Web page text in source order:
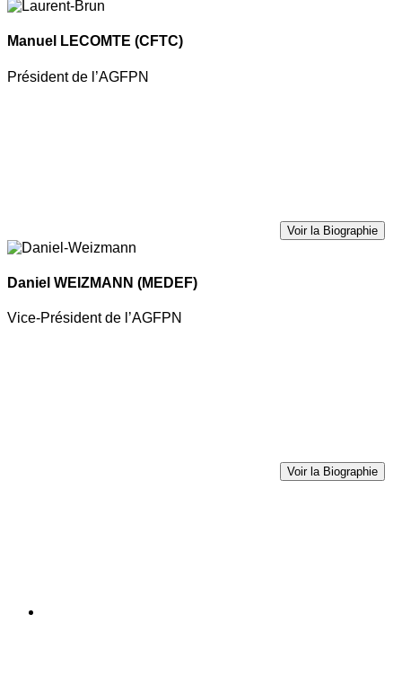
Manuel LECOMTE (CFTC)
Président de l’AGFPN
Voir la Biographie
Daniel WEIZMANN (MEDEF)
Vice-Président de l’AGFPN
Voir la Biographie